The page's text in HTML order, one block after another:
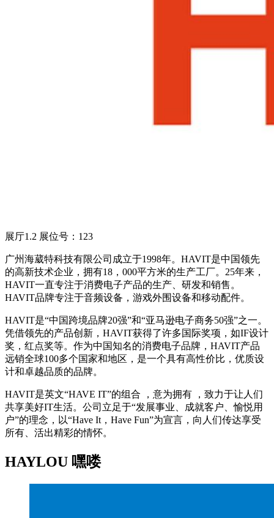
展厅1.2 展位号：123
广州海葳特科技有限公司成立于1998年。HAVIT是中国领先
的高新技术企业，拥有18，000平方米的生产工厂。25年来，
HAVIT一直专注于消费电子产品的生产、研发和销售。
HAVIT品牌专注于音频设备，游戏外围设备和移动配件。
HAVIT是“中国跨境品牌20强”和“亚马逊电子商务50强”之一。
凭借领先的产品创新，HAVIT获得了许多国际奖项，如IF设计
奖，红点奖等。作为中国知名的消费电子品牌，HAVIT产品
远销全球100多个国家和地区，是一个具有高性价比，优质设
计和卓越品质的品牌。
HAVIT是英文“HAVE IT”的组合 ，意为拥有 ，致力于让人们
共享美好IT生活。公司立足于“发展事业、成就客户、愉悦用
户”的理念，以“Have It，Have Fun”为宣言，向人们传达享受
所有、活出精彩的情怀。
HAYLOU 嘿喽